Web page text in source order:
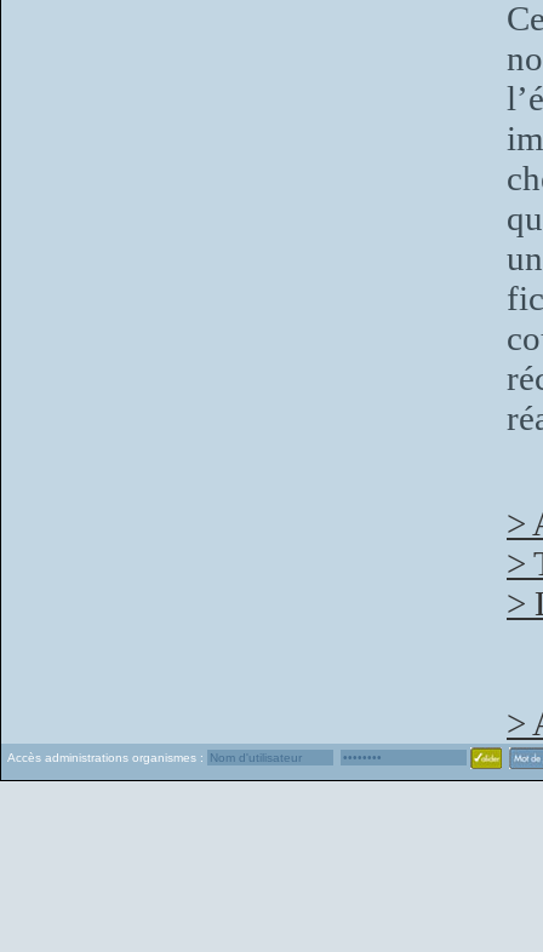
>
>
>
>
Accès administrations organismes :